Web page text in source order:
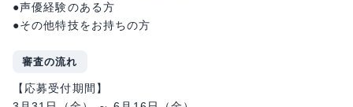
●声優経験のある方
●その他特技をお持ちの方
審査の流れ
【応募受付期間】